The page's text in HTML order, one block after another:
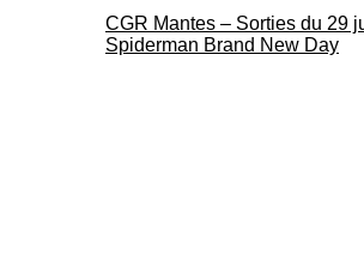
CGR Mantes – Sorties du 29
Spiderman Brand New Day